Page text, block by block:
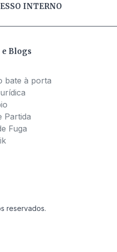
INTERNO
e Blogs
bate à porta
Partida
Fuga
reservados.